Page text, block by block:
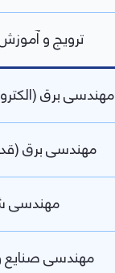
ترویج و
مهندسی برق
مهندسی برق
مهندسی
مهندسی